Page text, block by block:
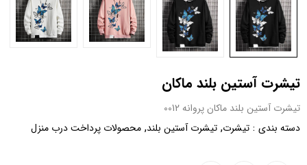
تیشرت آستین بلند ماکان
تیشرت آستین بلند ماکان پروانه 0012
دسته بندی : تیشرت, تیشرت آستین بلند, محصولات پرداخت درب منزل